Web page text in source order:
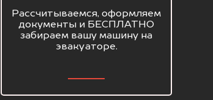
Рассчитываемся, оформляем
документы и БЕСПЛАТНО
забираем вашу машину на
эвакуаторе.